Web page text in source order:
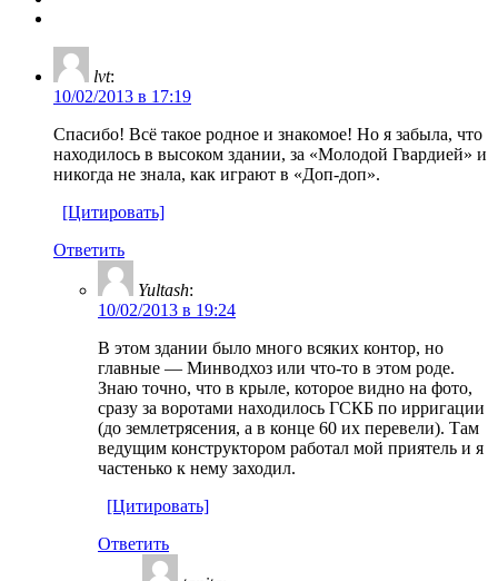
lvt:
10/02/2013 в 17:19
Спасибо! Всё такое родное и знакомое! Но я забыла, что
находилось в высоком здании, за «Молодой Гвардией» и
никогда не знала, как играют в «Доп-доп».
[Цитировать]
Ответить
Yultash:
10/02/2013 в 19:24
В этом здании было много всяких контор, но
главные — Минводхоз или что-то в этом роде.
Знаю точно, что в крыле, которое видно на фото,
сразу за воротами находилось ГСКБ по ирригации
(до землетрясения, а в конце 60 их перевели). Там
ведущим конструктором работал мой приятель и я
частенько к нему заходил.
[Цитировать]
Ответить